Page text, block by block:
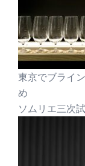
東京でブライ
め
ソムリエ三次